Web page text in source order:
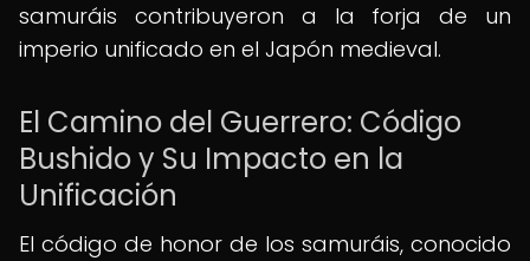
samuráis contribuyeron a la forja de un
imperio unificado en el Japón medieval.
El Camino del Guerrero: Código
Bushido y Su Impacto en la
Unificación
El código de honor de los samuráis, conocido